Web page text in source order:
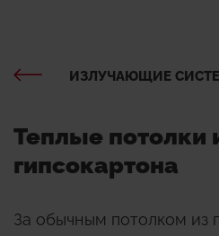
ИЗЛУЧАЮЩИЕ
Теплые потолки
гипсокартона
За обычным потолком из